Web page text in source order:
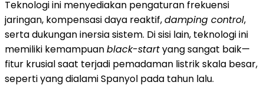
Teknologi ini menyediakan pengaturan frekuensi
jaringan, kompensasi daya reaktif,damping control,
serta dukungan inersia sistem. Di sisi lain, teknologi ini
memiliki kemampuanblack-startyang sangat baik—
fitur krusial saat terjadi pemadaman listrik skala besar,
seperti yang dialami Spanyol pada tahun lalu.